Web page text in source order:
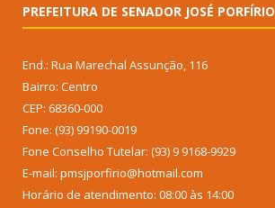
PREFEITURA DE SENADOR JOSÉ PORFÍRIO
End.: Rua Marechal Assunção, 116
Bairro: Centro
CEP: 68360-000
Fone: (93) 99190-0019
Fone Conselho Tutelar: (93) 9 9168-9929
E-mail: pmsjporfirio@hotmail.com
Horário de atendimento: 08:00 às 14:00